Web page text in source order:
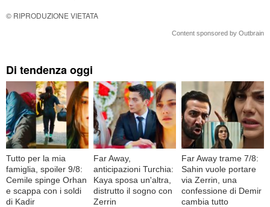
© RIPRODUZIONE VIETATA
Content sponsored by Outbrain
Di tendenza oggi
Tutto per la mia
famiglia, spoiler 9/8:
Cemile spinge Orhan
e scappa con i soldi
di Kadir
Far Away,
anticipazioni Turchia:
Kaya sposa un'altra,
distrutto il sogno con
Zerrin
Far Away trame 7/8:
Sahin vuole portare
via Zerrin, una
confessione di Demir
cambia tutto